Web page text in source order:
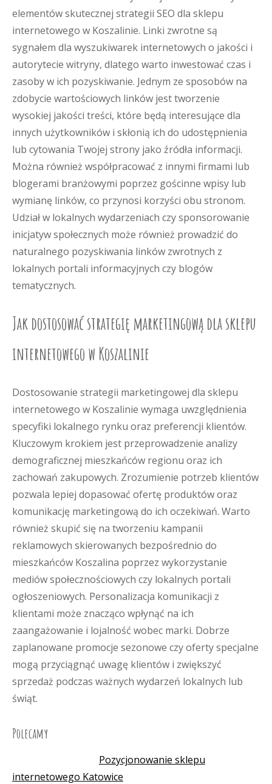
elementów skutecznej strategii SEO dla sklepu
internetowego w Koszalinie. Linki zwrotne są
sygnałem dla wyszukiwarek internetowych o jakości i
autorytecie witryny, dlatego warto inwestować czas i
zasoby w ich pozyskiwanie. Jednym ze sposobów na
zdobycie wartościowych linków jest tworzenie
wysokiej jakości treści, które będą interesujące dla
innych użytkowników i skłonią ich do udostępnienia
lub cytowania Twojej strony jako źródła informacji.
Można również współpracować z innymi firmami lub
blogerami branżowymi poprzez gościnne wpisy lub
wymianę linków, co przynosi korzyści obu stronom.
Udział w lokalnych wydarzeniach czy sponsorowanie
inicjatyw społecznych może również prowadzić do
naturalnego pozyskiwania linków zwrotnych z
lokalnych portali informacyjnych czy blogów
tematycznych.
Jak dostosować strategię marketingową dla sklepu
internetowego w Koszalinie
Dostosowanie strategii marketingowej dla sklepu
internetowego w Koszalinie wymaga uwzględnienia
specyfiki lokalnego rynku oraz preferencji klientów.
Kluczowym krokiem jest przeprowadzenie analizy
demograficznej mieszkańców regionu oraz ich
zachowań zakupowych. Zrozumienie potrzeb klientów
pozwala lepiej dopasować ofertę produktów oraz
komunikację marketingową do ich oczekiwań. Warto
również skupić się na tworzeniu kampanii
reklamowych skierowanych bezpośrednio do
mieszkańców Koszalina poprzez wykorzystanie
mediów społecznościowych czy lokalnych portali
ogłoszeniowych. Personalizacja komunikacji z
klientami może znacząco wpłynąć na ich
zaangażowanie i lojalność wobec marki. Dobrze
zaplanowane promocje sezonowe czy oferty specjalne
mogą przyciągnąć uwagę klientów i zwiększyć
sprzedaż podczas ważnych wydarzeń lokalnych lub
świąt.
Polecamy
Pozycjonowanie sklepu
internetowego Katowice